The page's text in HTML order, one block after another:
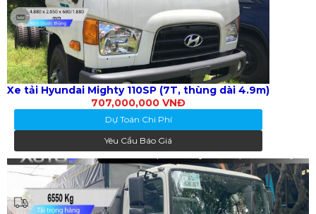
Xe tải Hyundai Mighty 110SP (7T, thùng dài 4.9m)
707,000,000 VNĐ
Dự Toán Chi Phí
Yêu Cầu Báo Giá